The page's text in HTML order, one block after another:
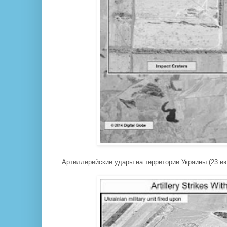
Артиллерийские удары на территории Украины (23